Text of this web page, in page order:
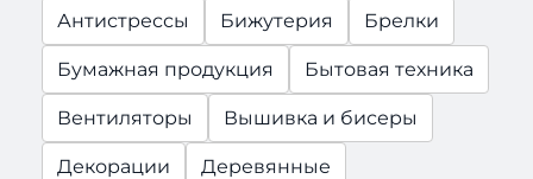
Антистрессы Бижутерия Брелки
Бумажная продукция Бытовая техника
Вентиляторы Вышивка и бисеры
Декорации Деревянные